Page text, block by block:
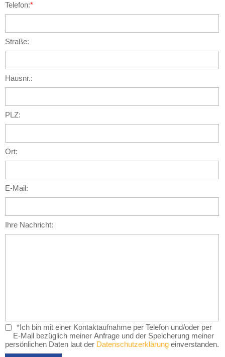
Telefon:*
Straße:
Hausnr.:
PLZ:
Ort:
E-Mail:
Ihre Nachricht:
*Ich bin mit einer Kontaktaufnahme per Telefon und/oder per
E-Mail bezüglich meiner Anfrage und der Speicherung meiner
persönlichen Daten laut der Datenschutzerklärung einverstanden.